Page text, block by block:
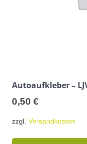
Autoaufkleber –
0,50 €
zzgl. Versandkosten